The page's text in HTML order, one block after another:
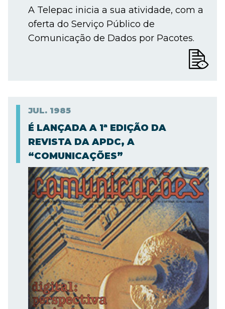
A Telepac inicia a sua atividade, com a
oferta do Serviço Público de
Comunicação de Dados por Pacotes.
JUL. 1985
É LANÇADA A 1ª EDIÇÃO DA
REVISTA DA APDC, A
“COMUNICAÇÕES”